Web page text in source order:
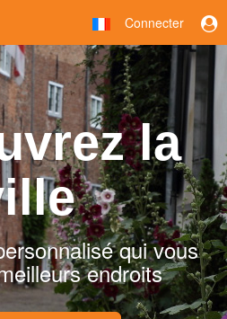
Connecter
la
qui vous
endroits